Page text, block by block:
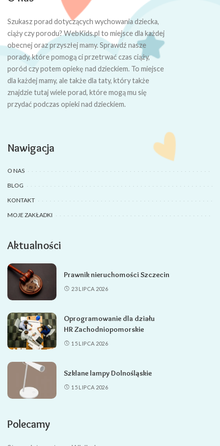
Szukasz porad dotyczących wychowania dziecka,
ciąży czy porodu? WebKids.pl to miejsce dla każdej
obecnej oraz przyszłej mamy. Sprawdź nasze
porady, które pomogą ci przetrwać czas ciąży,
poród czy potem opiekę nad dzieckiem. To miejsce
dla każdej mamy, ale także dla taty, który także
znajdzie tutaj wiele porad, które mogą mu się
przydać podczas opieki nad dzieckiem.
Nawigacja
O NAS
BLOG
KONTAKT
MOJE ZAKŁADKI
Aktualności
Prawnik nieruchomości Szczecin
23 LIPCA 2026
Oprogramowanie dla działu
HR Zachodniopomorskie
15 LIPCA 2026
Szklane lampy Dolnośląskie
15 LIPCA 2026
Polecamy